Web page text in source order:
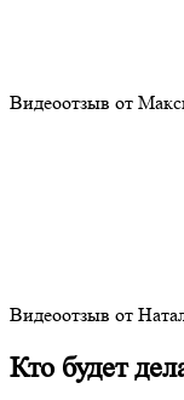
Видеоотзыв от
Видеоотзыв от
Кто будет